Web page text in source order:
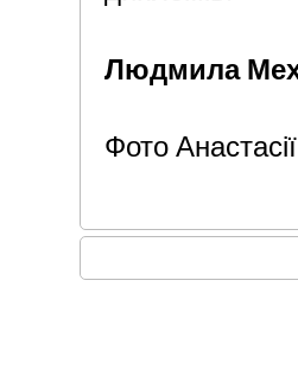
Людмила
Фото